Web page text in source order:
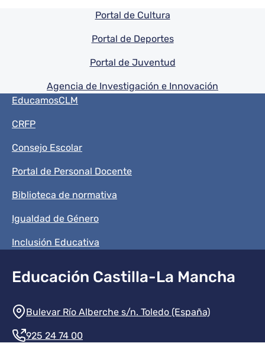
Pie de pagina información
Portal de Cultura
Portal de Deportes
Portal de Juventud
Agencia de Investigación e Innovación
Menú del pie
EducamosCLM
CRFP
Consejo Escolar
Portal de Personal Docente
Biblioteca de normativa
Igualdad de Género
Inclusión Educativa
Educación Castilla-La Mancha
Información de la institución
Bulevar Río Alberche s/n. Toledo (España)
925 24 74 00